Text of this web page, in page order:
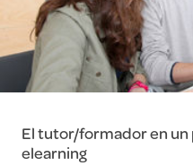
El tutor/formador en
elearning